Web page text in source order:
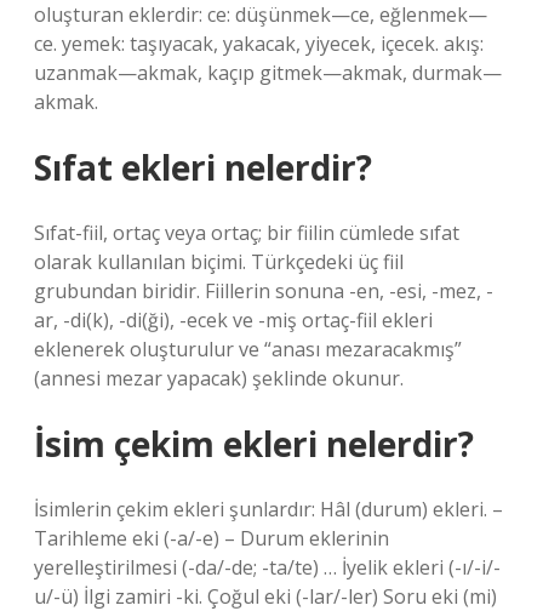
oluşturan eklerdir: ce: düşünmek—ce, eğlenmek—
ce. yemek: taşıyacak, yakacak, yiyecek, içecek. akış:
uzanmak—akmak, kaçıp gitmek—akmak, durmak—
akmak.
Sıfat ekleri nelerdir?
Sıfat-fiil, ortaç veya ortaç; bir fiilin cümlede sıfat
olarak kullanılan biçimi. Türkçedeki üç fiil
grubundan biridir. Fiillerin sonuna -en, -esi, -mez, -
ar, -di(k), -di(ği), -ecek ve -miş ortaç-fiil ekleri
eklenerek oluşturulur ve “anası mezaracakmış”
(annesi mezar yapacak) şeklinde okunur.
İsim çekim ekleri nelerdir?
İsimlerin çekim ekleri şunlardır: Hâl (durum) ekleri. –
Tarihleme eki (-a/-e) – Durum eklerinin
yerelleştirilmesi (-da/-de; -ta/te) … İyelik ekleri (-ı/-i/-
u/-ü) İlgi zamiri -ki. Çoğul eki (-lar/-ler) Soru eki (mi)